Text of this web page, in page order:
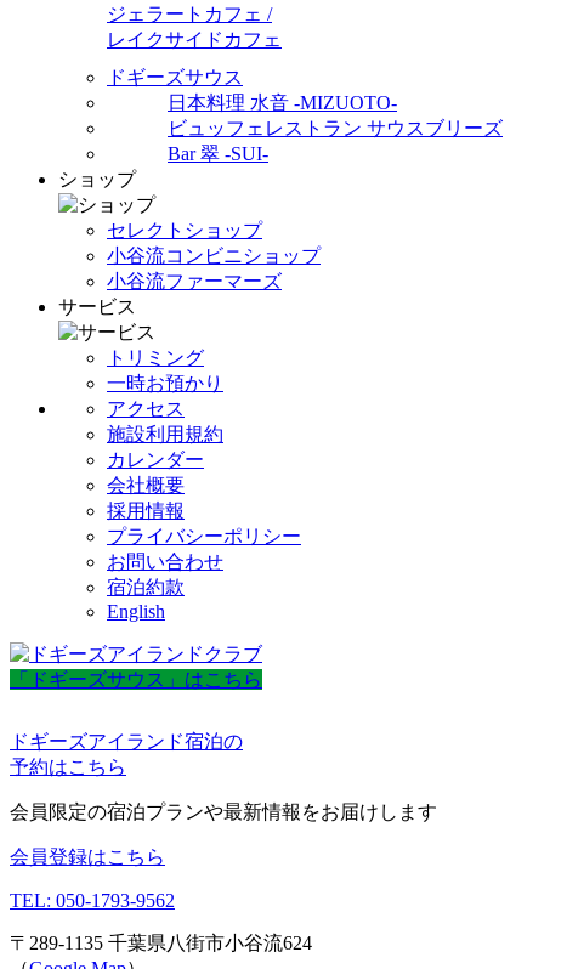
ジェラートカフェ /
レイクサイドカフェ
ドギーズサウス
日本料理 水音 -MIZUOTO-
ビュッフェレストラン サウスブリーズ
Bar 翠 -SUI-
ショップ
セレクトショップ
小谷流コンビニショップ
小谷流ファーマーズ
サービス
トリミング
一時お預かり
アクセス
施設利用規約
カレンダー
会社概要
採用情報
プライバシーポリシー
お問い合わせ
宿泊約款
English
「ドギーズサウス」はこちら
ドギーズアイランド宿泊の
予約はこちら
会員限定の宿泊プランや最新情報をお届けします
会員登録はこちら
TEL: 050-1793-9562
〒289-1135 千葉県八街市小谷流624